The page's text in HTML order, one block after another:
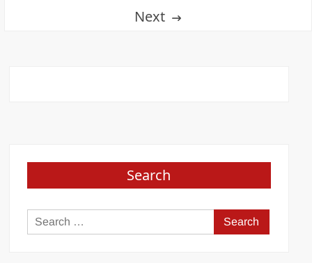
Next
Search
Search
for: